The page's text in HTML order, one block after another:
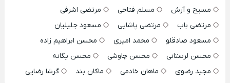
مسیح و آرش
مسلم فتاحی
مرتضی اشرفی
مرتضی باب
مرتضی پاشایی
مسعود جلیلیان
مسعود صادقلو
محمد امیری
محسن ابراهیم زاده
محسن لرستانی
محسن چاوشی
محسن یگانه
مجید رضوی
ماهان خادمی ماکان بند گرشا رضایی